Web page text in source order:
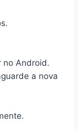
no Android.
a nova